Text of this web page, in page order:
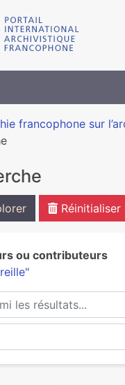
francophone sur
ou contributeurs
les résultats...